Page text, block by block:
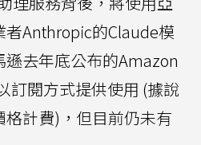
者Anthropic的Claude模
去年底公布的Amazon
訂閱方式提供使用 (據說
計費)，但目前仍未有